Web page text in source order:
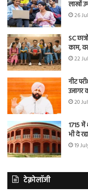
लाखों
26
SC
काम,
22
नीट
उजागर
20
1715
भी दे
19
टेक्नोलॉजी